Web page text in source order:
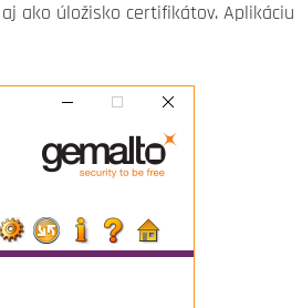
ako úložisko certifikátov. Aplikáciu